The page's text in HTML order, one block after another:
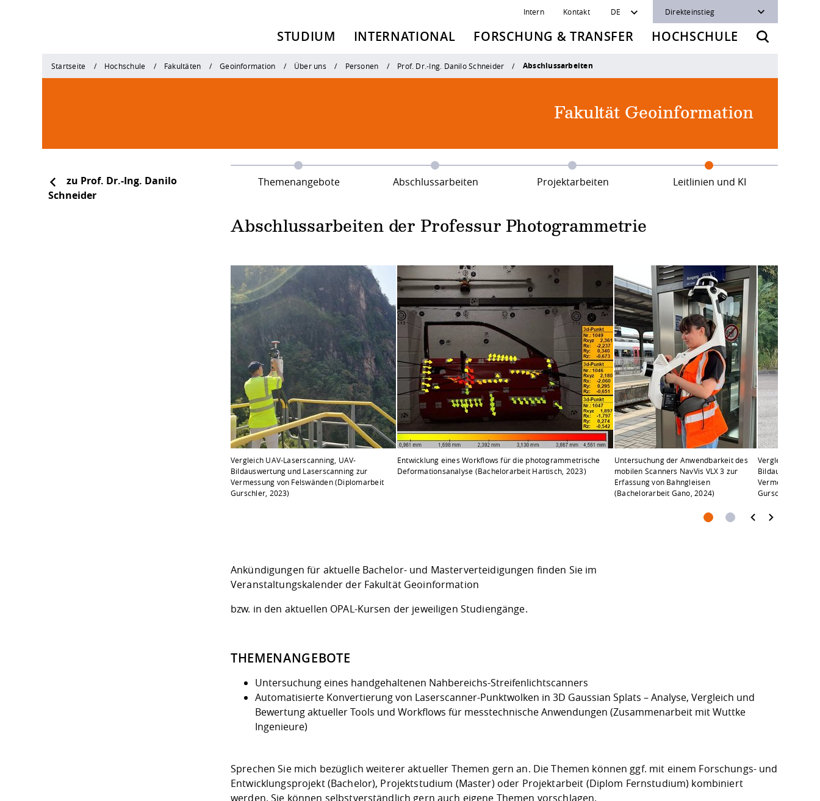
Intern Kontakt DE Direkteinstieg
STUDIUM INTERNATIONAL FORSCHUNG & TRANSFER HOCHSCHULE
Startseite Hochschule Fakultäten Geoinformation Über uns Personen Prof. Dr.-Ing. Danilo Schneider Abschlussarbeiten
Fakultät Geoinformation
zu Prof. Dr.-Ing. Danilo
Schneider
Themenangebote Abschlussarbeiten Projektarbeiten Leitlinien und KI
Abschlussarbeiten der Professur Photogrammetrie
Vergleich UAV-Laserscanning, UAV-
Bildauswertung und Laserscanning zur
Vermessung von Felswänden (Diplomarbeit
Gurschler, 2023)
Entwicklung eines Workflows für die photogrammetrische
Deformationsanalyse (Bachelorarbeit Hartisch, 2023)
Untersuchung der Anwendbarkeit des
mobilen Scanners NavVis VLX 3 zur
Erfassung von Bahngleisen
(Bachelorarbeit Gano, 2024)
Vergleich UAV-
Bildauswertung
Vermessung von
Gurschler, 2023)
Ankündigungen für aktuelle Bachelor- und Masterverteidigungen finden Sie im
Veranstaltungskalender der Fakultät Geoinformation
bzw. in den aktuellen OPAL-Kursen der jeweiligen Studiengänge.
THEMENANGEBOTE
Untersuchung eines handgehaltenen Nahbereichs-Streifenlichtscanners
Automatisierte Konvertierung von Laserscanner-Punktwolken in 3D Gaussian Splats – Analyse, Vergleich und
Bewertung aktueller Tools und Workflows für messtechnische Anwendungen (Zusammenarbeit mit Wuttke
Ingenieure)
Sprechen Sie mich bezüglich weiterer aktueller Themen gern an. Die Themen können ggf. mit einem Forschungs- und
Entwicklungsprojekt (Bachelor), Projektstudium (Master) oder Projektarbeit (Diplom Fernstudium) kombiniert
werden. Sie können selbstverständlich gern auch eigene Themen vorschlagen.